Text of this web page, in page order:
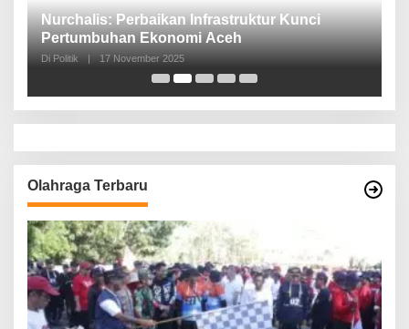
Nurchalis: Perbaikan Infrastruktur Kunci
Pertumbuhan Ekonomi Aceh
Di Politik | 17 November 2025
Olahraga Terbaru